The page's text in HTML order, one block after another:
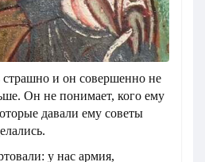
страшно и он совершенно не
Он не понимает, кого ему
давали ему советы
у нас армия,